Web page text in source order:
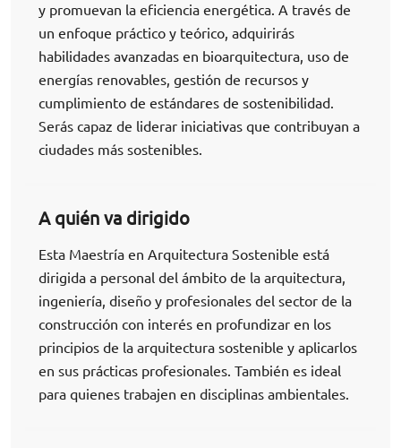
y promuevan la eficiencia energética. A través de
un enfoque práctico y teórico, adquirirás
habilidades avanzadas en bioarquitectura, uso de
energías renovables, gestión de recursos y
cumplimiento de estándares de sostenibilidad.
Serás capaz de liderar iniciativas que contribuyan a
ciudades más sostenibles.
A quién va dirigido
Esta Maestría en Arquitectura Sostenible está
dirigida a personal del ámbito de la arquitectura,
ingeniería, diseño y profesionales del sector de la
construcción con interés en profundizar en los
principios de la arquitectura sostenible y aplicarlos
en sus prácticas profesionales. También es ideal
para quienes trabajen en disciplinas ambientales.